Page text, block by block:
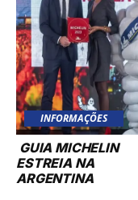
INFORMAÇÕES
GUIA MICHELIN
ESTREIA NA
ARGENTINA